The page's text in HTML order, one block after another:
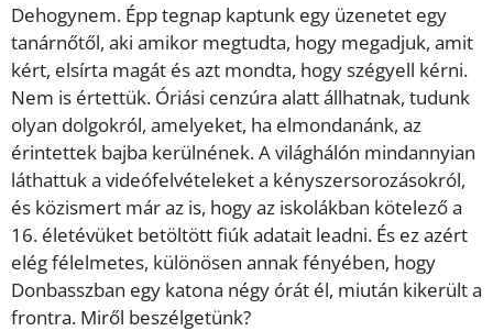
Dehogynem. Épp tegnap kaptunk egy üzenetet egy
tanárnőtől, aki amikor megtudta, hogy megadjuk, amit
kért, elsírta magát és azt mondta, hogy szégyell kérni.
Nem is értettük. Óriási cenzúra alatt állhatnak, tudunk
olyan dolgokról, amelyeket, ha elmondanánk, az
érintettek bajba kerülnének. A világhálón mindannyian
láthattuk a videófelvételeket a kényszersorozásokról,
és közismert már az is, hogy az iskolákban kötelező a
16. életévüket betöltött fiúk adatait leadni. És ez azért
elég félelmetes, különösen annak fényében, hogy
Donbasszban egy katona négy órát él, miután kikerült a
frontra. Miről beszélgetünk?